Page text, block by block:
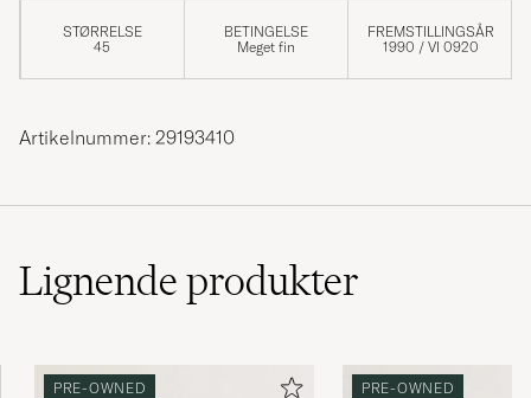
STØRRELSE
45
BETINGELSE
Meget fin
FREMSTILLINGSÅR
1990 / VI 0920
Artikelnummer: 29193410
Lignendeprodukter
PRE-OWNED PRE-OWNED